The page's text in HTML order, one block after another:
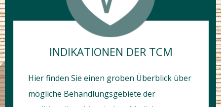
INDIKATIONEN DER TCM
Hier finden Sie einen groben Überblick über
mögliche Behandlungsgebiete der